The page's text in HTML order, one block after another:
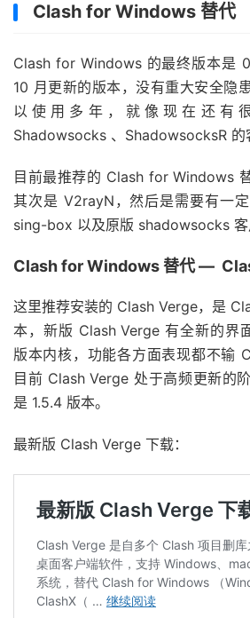
Clash for Windows 替代
Clash for Windows 的最终版本是
10 月更新的版本，没有重大安全隐
以使用多年，就像现在还有
Shadowsocks 、ShadowsocksR 的
目前最推荐的 Clash for Windows
其次是 V2rayN，然后是需要有一
sing-box 以及原版 shadowsocks 客
Clash for Windows 替代 —
这里推荐安装的 Clash Verge，是
本，新版 Clash Verge 有全新的界
版本内核，功能各方面表现都不输
目前 Clash Verge 处于高频更新的
是 1.5.4 版本。
最新版 Clash Verge 下载：